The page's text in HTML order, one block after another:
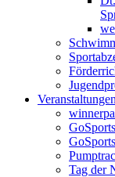
Veranstaltungen
Tag der